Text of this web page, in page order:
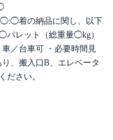
着の納品に関し、以下
レット（総重量◯kg）
／台車可 ・必要時間見
、搬入口B、エレベータ
ださい。